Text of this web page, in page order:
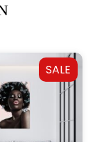
SALE